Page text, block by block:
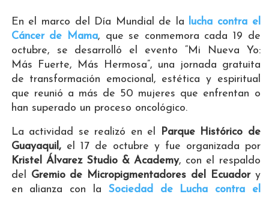
En el marco del Día Mundial de la
lucha contra el
Cáncer de Mama, que se conmemora cada 19 de
octubre, se desarrolló el evento “Mi Nueva Yo:
Más Fuerte, Más Hermosa”, una jornada gratuita
de transformación emocional, estética y espiritual
que reunió a más de 50 mujeres que enfrentan o
han superado un proceso oncológico.
La actividad se realizó en el
Parque Histórico de
Guayaquil, el 17 de octubre y fue organizada por
Kristel Álvarez Studio & Academy, con el respaldo
del Gremio de Micropigmentadores del Ecuadory
en alianza con la Sociedad de Lucha contra el